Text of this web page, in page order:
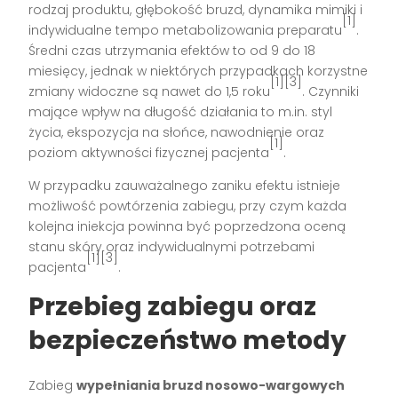
rodzaj produktu, głębokość bruzd, dynamika mimiki i
indywidualne tempo metabolizowania preparatu
[1]
.
Średni czas utrzymania efektów to od 9 do 18
miesięcy, jednak w niektórych przypadkach korzystne
zmiany widoczne są nawet do 1,5 roku
[1][3]
. Czynniki
mające wpływ na długość działania to m.in. styl
życia, ekspozycja na słońce, nawodnienie oraz
poziom aktywności fizycznej pacjenta
[1]
.
W przypadku zauważalnego zaniku efektu istnieje
możliwość powtórzenia zabiegu, przy czym każda
kolejna iniekcja powinna być poprzedzona oceną
stanu skóry oraz indywidualnymi potrzebami
pacjenta
[1][3]
.
Przebieg zabiegu oraz
bezpieczeństwo metody
Zabiegwypełniania bruzd nosowo-wargowych